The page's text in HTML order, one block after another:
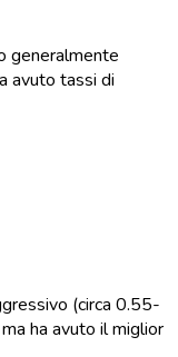
generalmente
avuto tassi di
(circa 0.55-
ha avuto il miglior